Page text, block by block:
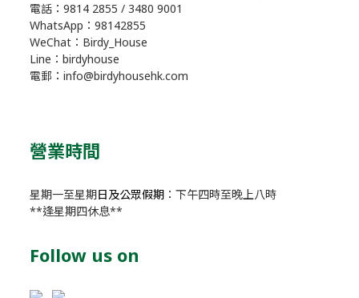
電話：9814 2855 / 3480 9001
WhatsApp：98142855
WeChat：Birdy_House
Line：birdyhouse
電郵：info@birdyhousehk.com
營業時間
星期一至星期日及公眾假期 ：下午四時至晚上八時
**逢星期四休息**
Follow us on